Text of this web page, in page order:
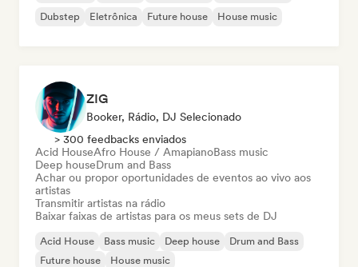
Dubstep
Eletrônica Future house House music
ZIG
Booker, Rádio, DJ Selecionado
> 300 feedbacks enviados
Acid HouseAfro House / AmapianoBass music
Deep houseDrum and Bass
Achar ou propor oportunidades de eventos ao vivo aos
artistas
Transmitir artistas na rádio
Baixar faixas de artistas para os meus sets de DJ
Acid House Bass music Deep house
Drum and Bass
Future house
House music